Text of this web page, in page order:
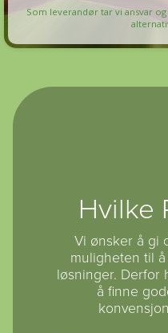
Som leverandør tar vi ansvar
Hvilke
Vi ønsker å gi
muligheten til
løsninger. Derfor
å finne